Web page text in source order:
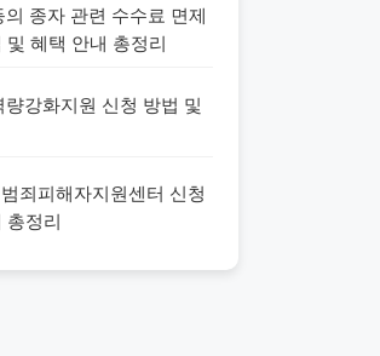
종자 관련 수수료 면제
혜택 안내 총정리
강화지원 신청 방법 및
죄피해자지원센터 신청
총정리